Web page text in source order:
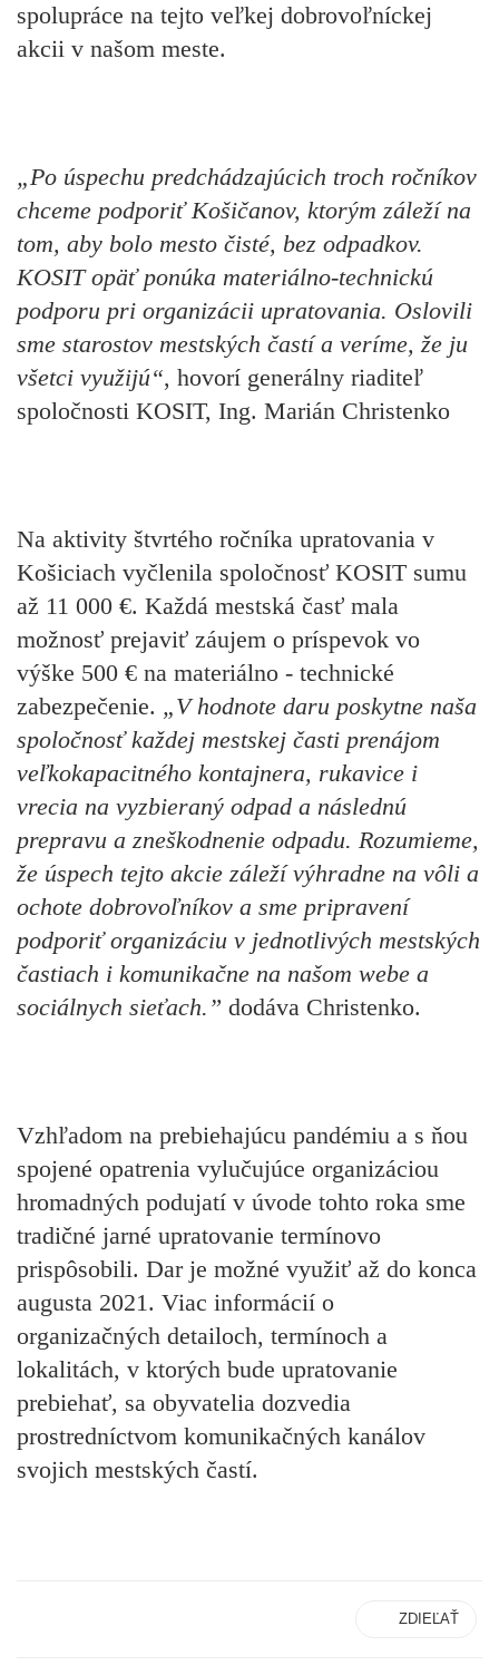
spolupráce na tejto veľkej dobrovoľníckej
akcii v našom meste.
„Po úspechu predchádzajúcich troch ročníkov
chceme podporiť Košičanov, ktorým záleží na
tom, aby bolo mesto čisté, bez odpadkov.
KOSIT opäť ponúka materiálno-technickú
podporu pri organizácii upratovania. Oslovili
sme starostov mestských častí a veríme, že ju
všetci využijú“, hovorí generálny riaditeľ
spoločnosti KOSIT, Ing. Marián Christenko
Na aktivity štvrtého ročníka upratovania v
Košiciach vyčlenila spoločnosť KOSIT sumu
až 11 000 €. Každá mestská časť mala
možnosť prejaviť záujem o príspevok vo
výške 500 € na materiálno - technické
zabezpečenie. „V hodnote daru poskytne naša
spoločnosť každej mestskej časti prenájom
veľkokapacitného kontajnera, rukavice i
vrecia na vyzbieraný odpad a následnú
prepravu a zneškodnenie odpadu. Rozumieme,
že úspech tejto akcie záleží výhradne na vôli a
ochote dobrovoľníkov a sme pripravení
podporiť organizáciu v jednotlivých mestských
častiach i komunikačne na našom webe a
sociálnych sieťach.” dodáva Christenko.
Vzhľadom na prebiehajúcu pandémiu a s ňou
spojené opatrenia vylučujúce organizáciou
hromadných podujatí v úvode tohto roka sme
tradičné jarné upratovanie termínovo
prispôsobili. Dar je možné využiť až do konca
augusta 2021. Viac informácií o
organizačných detailoch, termínoch a
lokalitách, v ktorých bude upratovanie
prebiehať, sa obyvatelia dozvedia
prostredníctvom komunikačných kanálov
svojich mestských častí.
ZDIEĽAŤ